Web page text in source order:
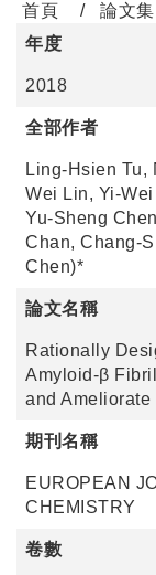
首頁 論文集
年度
2018
全部作者
Ling-Hsien Tu,
Wei Lin, Yi-
Yu-Sheng
Chan, Chang-
Chen)*
論文名稱
Rationally
Amyloid-β
and
期刊名稱
EUROPEAN
CHEMISTRY
卷數